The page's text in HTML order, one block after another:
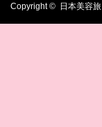
Copyright © 日本美容旅